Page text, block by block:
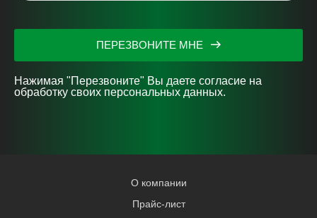
ПЕРЕЗВОНИТЕ МНЕ
Нажимая "Перезвоните" Вы даете согласие на
обработку своих персональных данных.
О компании
Прайс-лист